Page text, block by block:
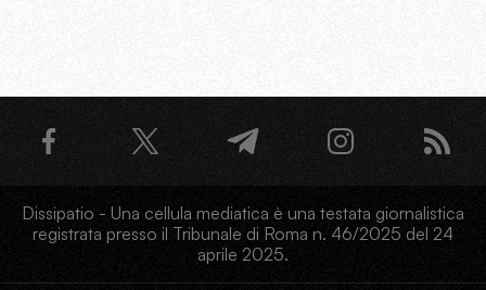
Dissipatio - Una cellula mediatica è una testata giornalistica
registrata presso il Tribunale di Roma n. 46/2025 del 24
aprile 2025.